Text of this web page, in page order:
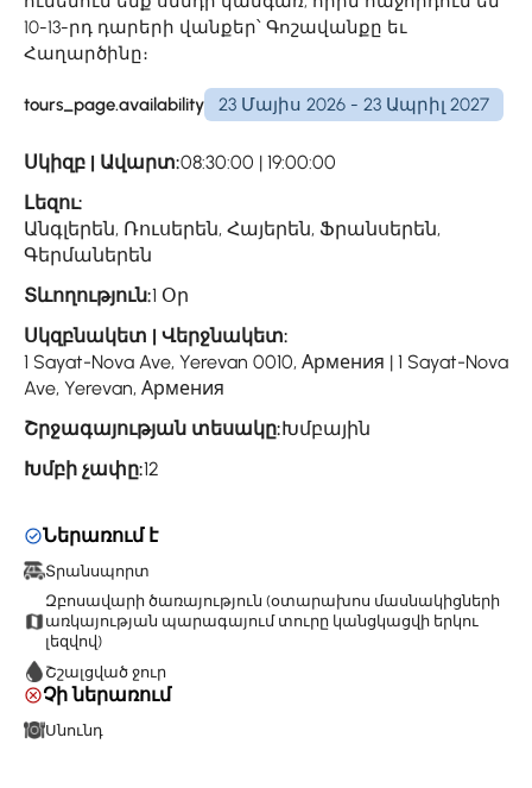
10-13-րդ դարերի վանքեր՝ Գոշավանքը եւ
Հաղարծինը։
tours_page.availability 23 Մայիս 2026 - 23 Ապրիլ 2027
Սկիզբ | Ավարտ:08:30:00 | 19:00:00
Լեզու:
Անգլերեն, Ռուսերեն, Հայերեն, Ֆրանսերեն,
Գերմաներեն
Տևողություն:1 Օր
Սկզբնակետ | Վերջնակետ:
1 Sayat-Nova Ave, Yerevan 0010, Армения | 1 Sayat-Nova
Ave, Yerevan, Армения
Շրջագայության տեսակը:Խմբային
Խմբի չափը:12
Ներառում է
Տրանսպորտ
Զբոսավարի ծառայություն (օտարախոս մասնակիցների
առկայության պարագայում տուրը կանցկացվի երկու
լեզվով)
Շշալցված ջուր
Չի ներառում
Սնունդ